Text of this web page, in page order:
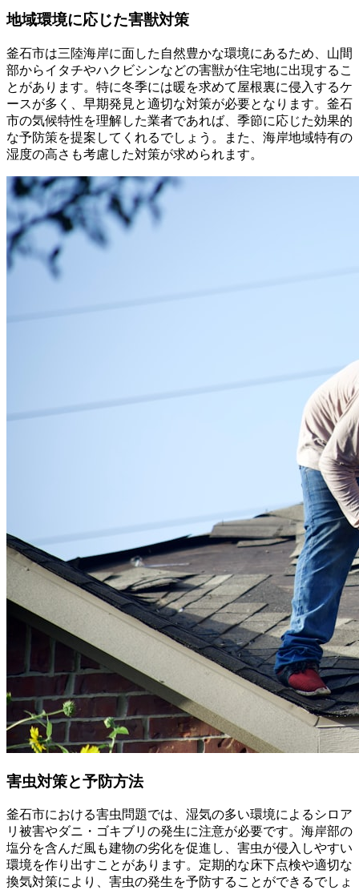
地域環境に応じた害獣対策
釜石市は三陸海岸に面した自然豊かな環境にあるため、山間
部からイタチやハクビシンなどの害獣が住宅地に出現するこ
とがあります。特に冬季には暖を求めて屋根裏に侵入するケ
ースが多く、早期発見と適切な対策が必要となります。釜石
市の気候特性を理解した業者であれば、季節に応じた効果的
な予防策を提案してくれるでしょう。また、海岸地域特有の
湿度の高さも考慮した対策が求められます。
害虫対策と予防方法
釜石市における害虫問題では、湿気の多い環境によるシロア
リ被害やダニ・ゴキブリの発生に注意が必要です。海岸部の
塩分を含んだ風も建物の劣化を促進し、害虫が侵入しやすい
環境を作り出すことがあります。定期的な床下点検や適切な
換気対策により、害虫の発生を予防することができるでしょ